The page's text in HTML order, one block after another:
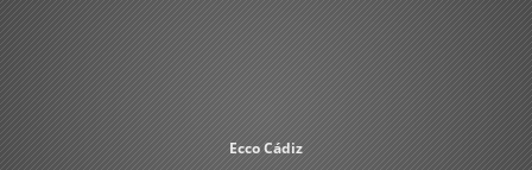
Ecco Cádiz